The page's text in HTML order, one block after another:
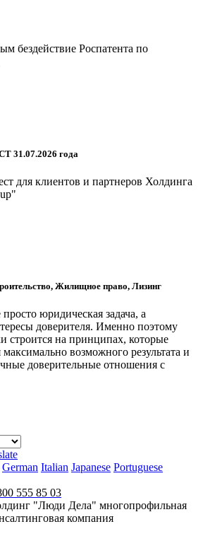
бездействие Роспатента по
31.07.2026 года
для клиентов и партнеров Холдинга
Жилищное право, Лизинг
юридическая задача, а
доверителя. Именно поэтому
строится на принципах, которые
возможного результата и
доверительные отношения с
German Italian Japanese Portuguese
555 85 03
"Люди Дела" многопрофильная
компания